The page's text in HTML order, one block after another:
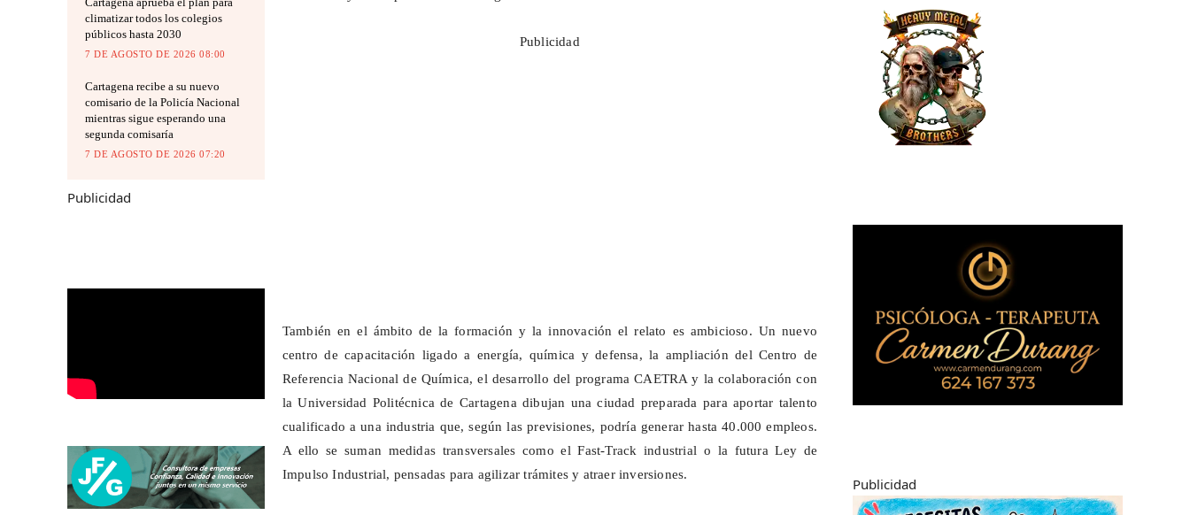
climatizar todos los colegios
públicos hasta 2030
7 DE AGOSTO DE 2026 08:00
Cartagena recibe a su nuevo
comisario de la Policía Nacional
mientras sigue esperando una
segunda comisaría
7 DE AGOSTO DE 2026 07:20
Publicidad
Publicidad
También en el ámbito de la formación y la innovación el relato es ambicioso. Un nuevo
centro de capacitación ligado a energía, química y defensa, la ampliación del Centro de
Referencia Nacional de Química, el desarrollo del programa CAETRA y la colaboración con
la Universidad Politécnica de Cartagena dibujan una ciudad preparada para aportar talento
cualificado a una industria que, según las previsiones, podría generar hasta 40.000 empleos.
A ello se suman medidas transversales como el Fast-Track industrial o la futura Ley de
Impulso Industrial, pensadas para agilizar trámites y atraer inversiones.
Publicidad